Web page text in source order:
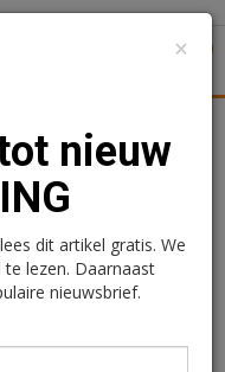
nieuw
×
nieuw
dit artikel gratis. We
lezen. Daarnaast
nieuwsbrief.